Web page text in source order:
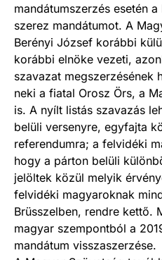
mandátumszerzés esetén
szerez mandátumot. A
Berényi József korábbi
korábbi elnöke vezeti,
szavazat megszerzésének
neki a fiatal Orosz Örs, a
is. A nyílt listás szavazás
belüli versenyre, egyfajta
referendumra; a felvidéki
hogy a párton belüli
jelöltek közül melyik
felvidéki magyaroknak
Brüsszelben, rendre kettő.
magyar szempontból a
mandátum visszaszerzése.